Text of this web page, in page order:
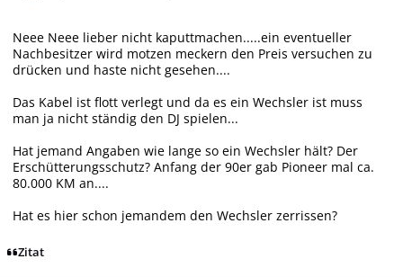
Neee Neee lieber nicht kaputtmachen.....ein eventueller
Nachbesitzer wird motzen meckern den Preis versuchen zu
drücken und haste nicht gesehen....
Das Kabel ist flott verlegt und da es ein Wechsler ist muss
man ja nicht ständig den DJ spielen...
Hat jemand Angaben wie lange so ein Wechsler hält? Der
Erschütterungsschutz? Anfang der 90er gab Pioneer mal ca.
80.000 KM an....
Hat es hier schon jemandem den Wechsler zerrissen?
Zitat